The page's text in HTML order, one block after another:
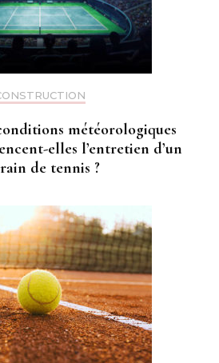
météorologiques
elles l’entretien d’un
de tennis ?